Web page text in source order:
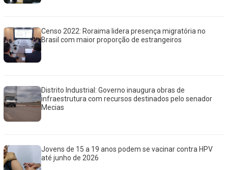
Censo 2022: Roraima lidera presença migratória no
Brasil com maior proporção de estrangeiros
Distrito Industrial: Governo inaugura obras de
infraestrutura com recursos destinados pelo senador
Mecias
Jovens de 15 a 19 anos podem se vacinar contra HPV
até junho de 2026